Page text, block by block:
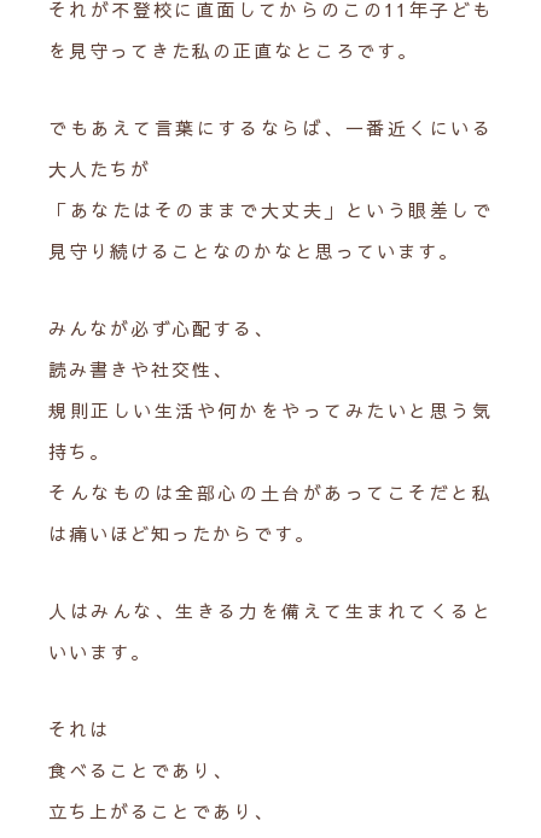
それが不登校に直面してからのこの11年子ども
を見守ってきた私の正直なところです。
でもあえて言葉にするならば、一番近くにいる
大人たちが
「あなたはそのままで大丈夫」という眼差しで
見守り続けることなのかなと思っています。
みんなが必ず心配する、
読み書きや社交性、
規則正しい生活や何かをやってみたいと思う気
持ち。
そんなものは全部心の土台があってこそだと私
は痛いほど知ったからです。
人はみんな、生きる力を備えて生まれてくると
いいます。
それは
食べることであり、
立ち上がることであり、